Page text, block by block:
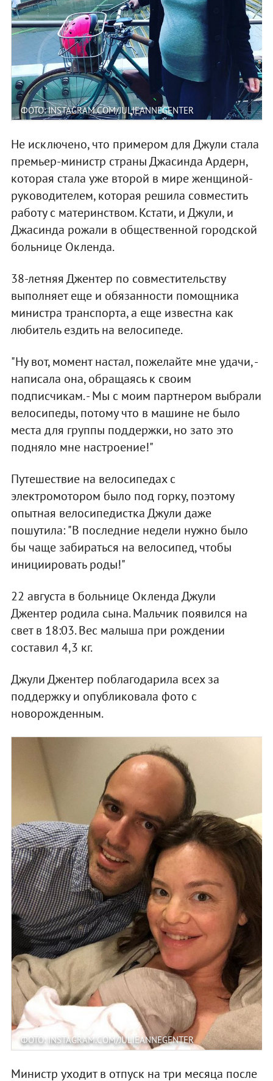
ФОТО: INSTAGRAM.COM/JULIEANNEGENTER
Не исключено, что примером для Джули стала
премьер-министр страны Джасинда Ардерн,
которая стала уже второй в мире женщиной-
руководителем, которая решила совместить
работу с материнством. Кстати, и Джули, и
Джасинда рожали в общественной городской
больнице Окленда.
38-летняя Джентер по совместительству
выполняет еще и обязанности помощника
министра транспорта, а еще известна как
любитель ездить на велосипеде.
"Ну вот, момент настал, пожелайте мне удачи, -
написала она, обращаясь к своим
подписчикам. - Мы с моим партнером выбрали
велосипеды, потому что в машине не было
места для группы поддержки, но зато это
подняло мне настроение!"
Путешествие на велосипедах с
электромотором было под горку, поэтому
опытная велосипедистка Джули даже
пошутила: "В последние недели нужно было
бы чаще забираться на велосипед, чтобы
инициировать роды!"
22 августа в больнице Окленда Джули
Джентер родила сына. Мальчик появился на
свет в 18:03. Вес малыша при рождении
составил 4,3 кг.
Джули Джентер поблагодарила всех за
поддержку и опубликовала фото с
новорожденным.
ФОТО: INSTAGRAM.COM/JULIEANNEGENTER
Министр уходит в отпуск на три месяца после